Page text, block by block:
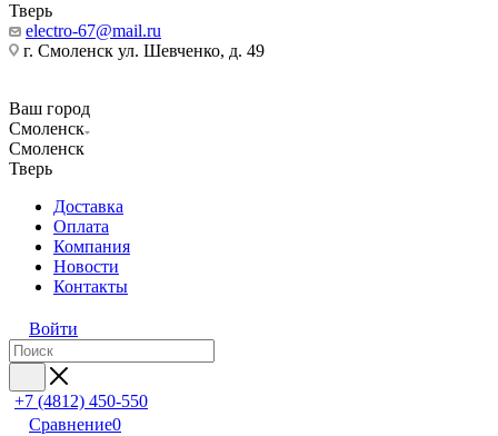
Тверь
electro-67@mail.ru
г. Смоленск ул. Шевченко, д. 49
Ваш город
Смоленск
Смоленск
Тверь
Доставка
Оплата
Компания
Новости
Контакты
Войти
+7 (4812) 450-550
Сравнение0